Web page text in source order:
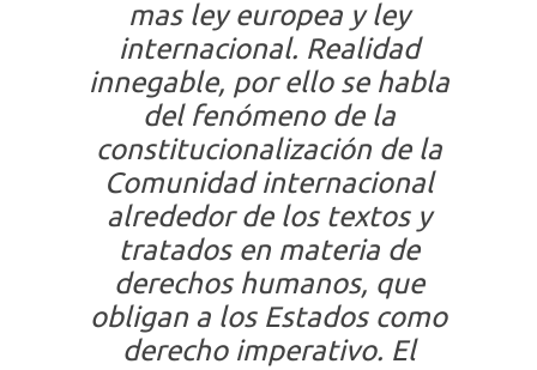
mas ley europea y ley
internacional. Realidad
innegable, por ello se habla
del fenómeno de la
constitucionalización de la
Comunidad internacional
alrededor de los textos y
tratados en materia de
derechos humanos, que
obligan a los Estados como
derecho imperativo. El